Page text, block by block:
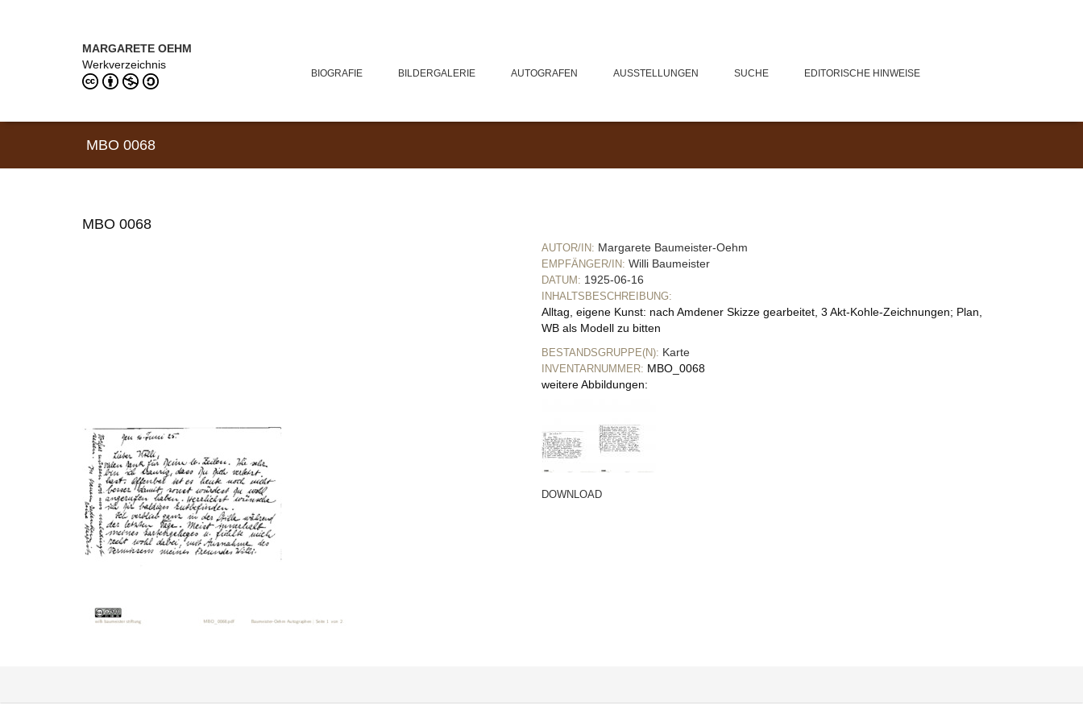
MARGARETE OEHM
Werkverzeichnis
BIOGRAFIE BILDERGALERIE AUTOGRAFEN AUSSTELLUNGEN SUCHE EDITORISCHE HINWEISE
MBO 0068
MBO 0068
AUTOR/IN: Margarete Baumeister-Oehm
EMPFÄNGER/IN: Willi Baumeister
DATUM: 1925-06-16
INHALTSBESCHREIBUNG:
Alltag, eigene Kunst: nach Amdener Skizze gearbeitet, 3 Akt-Kohle-Zeichnungen; Plan,
WB als Modell zu bitten
BESTANDSGRUPPE(N): Karte
INVENTARNUMMER: MBO_0068
weitere Abbildungen:
DOWNLOAD